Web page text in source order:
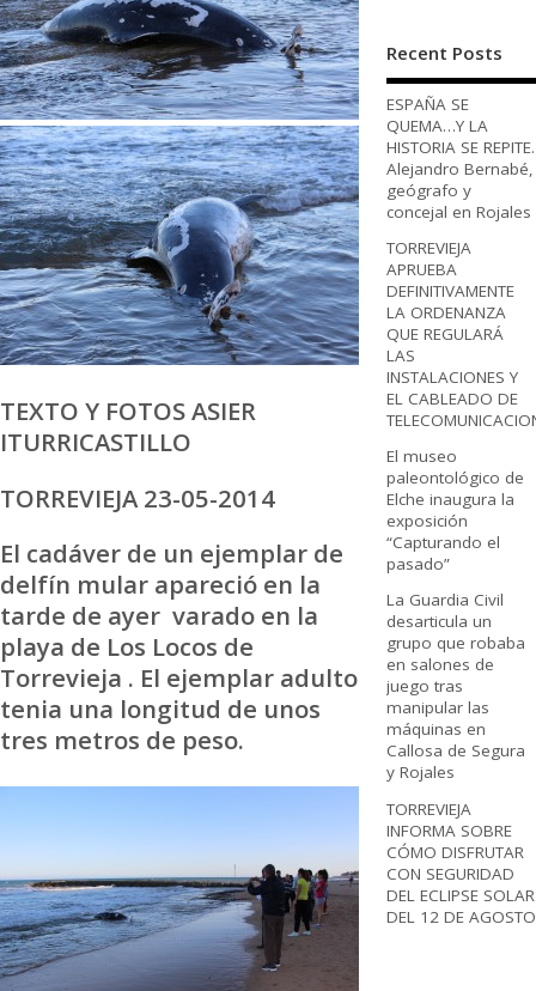
TEXTO Y FOTOS ASIER
ITURRICASTILLO
TORREVIEJA 23-05-2014
El cadáver de un ejemplar de
delfín mular apareció en la
tarde de ayer varado en la
playa de Los Locos de
Torrevieja . El ejemplar adulto
tenia una longitud de unos
tres metros de peso.
Recent Posts
ESPAÑA SE
QUEMA…Y LA
HISTORIA SE REPITE.
Alejandro Bernabé,
geógrafo y
concejal en Rojales
TORREVIEJA
APRUEBA
DEFINITIVAMENTE
LA ORDENANZA
QUE REGULARÁ
LAS
INSTALACIONES Y
EL CABLEADO DE
El museo
paleontológico de
Elche inaugura la
exposición
“Capturando el
pasado”
La Guardia Civil
desarticula un
grupo que robaba
en salones de
juego tras
manipular las
máquinas en
Callosa de Segura
y Rojales
TORREVIEJA
INFORMA SOBRE
CÓMO DISFRUTAR
CON SEGURIDAD
DEL ECLIPSE SOLAR
DEL 12 DE AGOSTO